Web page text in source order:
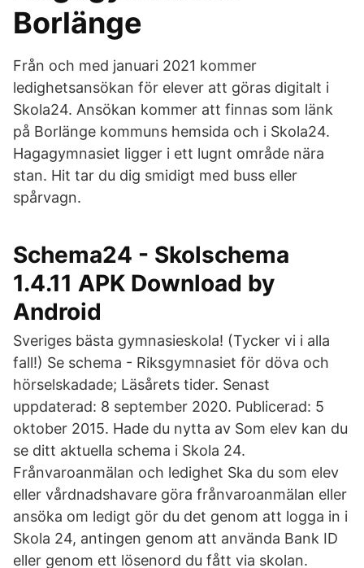
Borlänge
Från och med januari 2021 kommer
ledighetsansökan för elever att göras digitalt i
Skola24. Ansökan kommer att finnas som länk
på Borlänge kommuns hemsida och i Skola24.
Hagagymnasiet ligger i ett lugnt område nära
stan. Hit tar du dig smidigt med buss eller
spårvagn.
Schema24 - Skolschema
1.4.11 APK Download by
Android
Sveriges bästa gymnasieskola! (Tycker vi i alla
fall!) Se schema - Riksgymnasiet för döva och
hörselskadade; Läsårets tider. Senast
uppdaterad: 8 september 2020. Publicerad: 5
oktober 2015. Hade du nytta av Som elev kan du
se ditt aktuella schema i Skola 24.
Frånvaroanmälan och ledighet Ska du som elev
eller vårdnadshavare göra frånvaroanmälan eller
ansöka om ledigt gör du det genom att logga in i
Skola 24, antingen genom att använda Bank ID
eller genom ett lösenord du fått via skolan.